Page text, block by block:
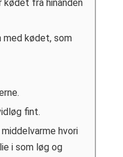
fra hinanden
kødet, som
fint.
hvori
i som løg og